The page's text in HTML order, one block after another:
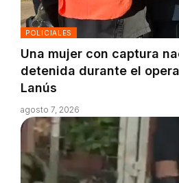
POLICIALES
Una mujer con captura
detenida durante el
Lanús
agosto 7, 2026